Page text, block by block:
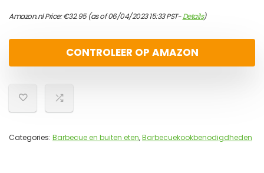
Amazon.nl Price:€32.95(as of 06/04/2023 15:33 PST-Details)
CONTROLEER OP AMAZON
Categories: Barbecue en buiten eten,Barbecuekookbenodigdheden